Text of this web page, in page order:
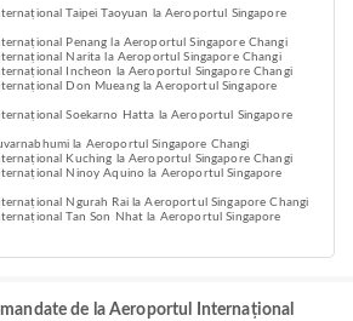
Taipei Taoyuan la Aeroportul Singapore
Penang la Aeroportul Singapore Changi
Narita la Aeroportul Singapore Changi
Incheon la Aeroportul Singapore Changi
Don Mueang la Aeroportul Singapore
Soekarno Hatta la Aeroportul Singapore
la Aeroportul Singapore Changi
Kuching la Aeroportul Singapore Changi
Ninoy Aquino la Aeroportul Singapore
Ngurah Rai la Aeroportul Singapore Changi
Tan Son Nhat la Aeroportul Singapore
de la Aeroportul Internațional